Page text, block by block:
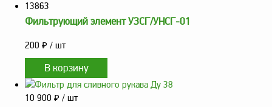
Как
сделать
Оплата
Доставка
и
самовывоз
13863
Фильтрующий элемент УЗСГ/УНСГ-01
200 ₽ / шт
10 900 ₽ / шт